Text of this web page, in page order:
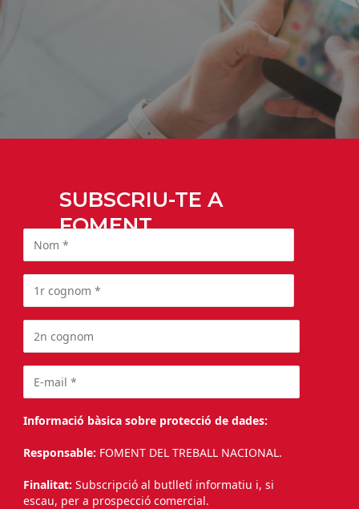
SUBSCRIU-TE A
FOMENT
Informació bàsica sobre protecció de dades:
Responsable: FOMENT DEL TREBALL NACIONAL.
Finalitat: Subscripció al butlletí informatiu i, si
escau, per a prospecció comercial.